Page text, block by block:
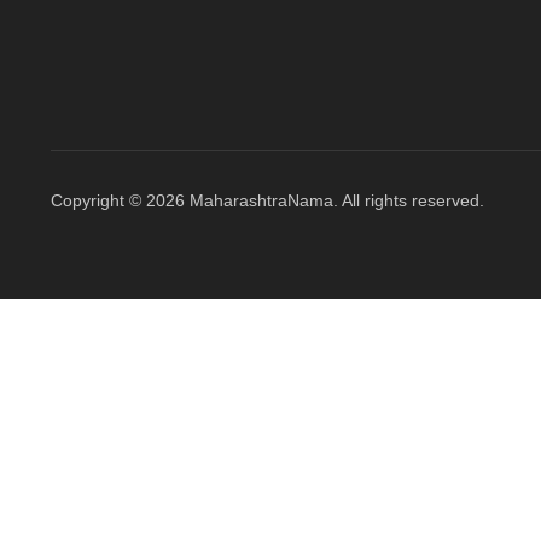
Copyright © 2026 MaharashtraNama. All rights reserved.